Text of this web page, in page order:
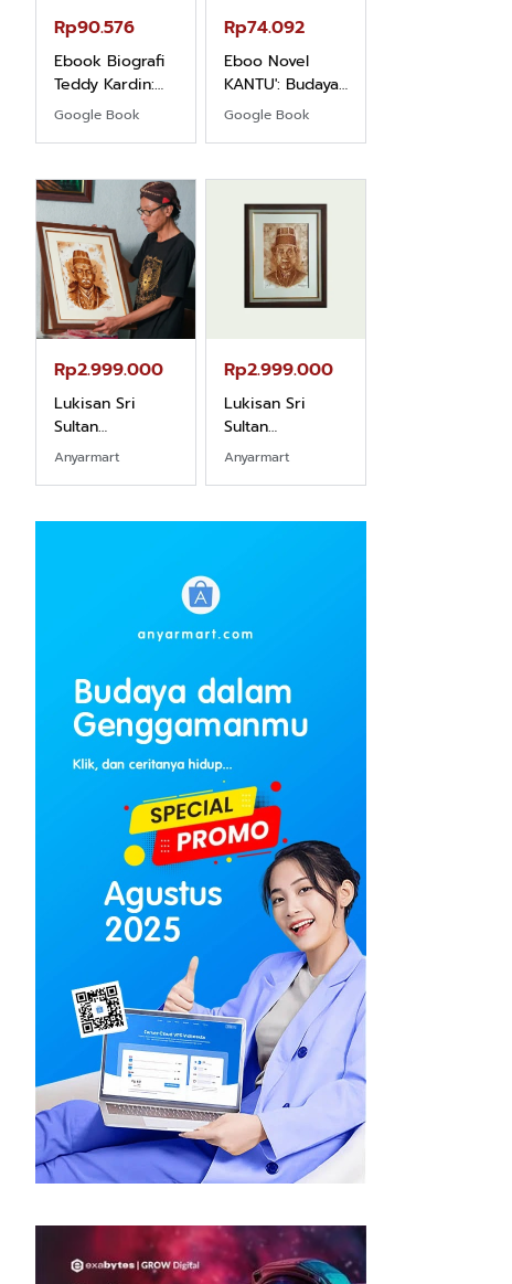
Rp90.576
Ebook Biografi
Teddy Kardin:
The Shadow
Google Book
Rp74.092
Eboo Novel
KANTU': Budaya
Suku Dayak
Google Book
Rp2.999.000
Lukisan Sri
Sultan
Hamengkubowono
Anyarmart
Rp2.999.000
Lukisan Sri
Sultan
Hamengkubowono
Winarso
Anyarmart